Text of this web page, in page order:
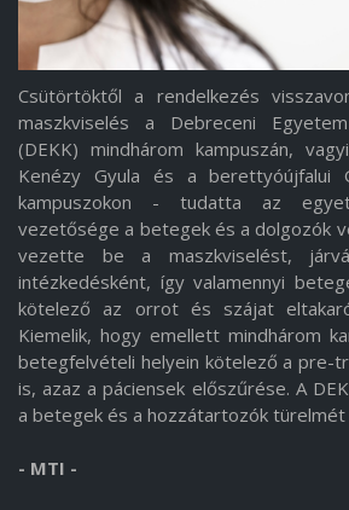
Csütörtöktől a rendelkezés
maszkviselés a Debreceni
(DEKK) mindhárom kampuszán,
Kenézy Gyula és a berettyóújfalui
kampuszokon - tudatta az
vezetősége a betegek és a dolgozók
vezette be a maszkviselést,
intézkedésként, így valamennyi
kötelező az orrot és szájat
Kiemelik, hogy emellett mindhárom
betegfelvételi helyein kötelező a pre-
is, azaz a páciensek előszűrése. A
a betegek és a hozzátartozók
- MTI -